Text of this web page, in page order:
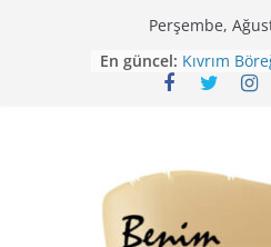
Perşembe,
En güncel:
Mirik Köfte
Kıvrım